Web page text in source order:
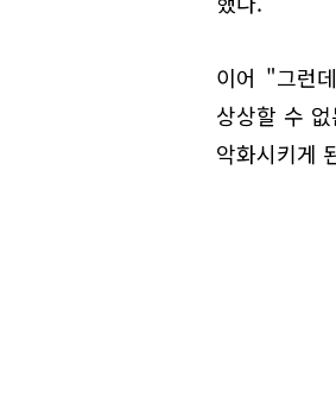
이어 "그런
상상할 수
악화시키게